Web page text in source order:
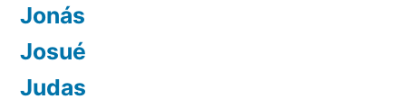
Jonás
Josué
Judas